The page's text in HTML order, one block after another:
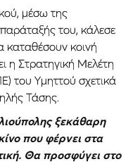
μέσω της
του, κάλεσε
καταθέσουν κοινή
η Στρατηγική Μελέτη
του Υμηττού σχετικά
Τάσης.
ξεκάθαρη
που φέρνει στα
Θα προσφύγει στο